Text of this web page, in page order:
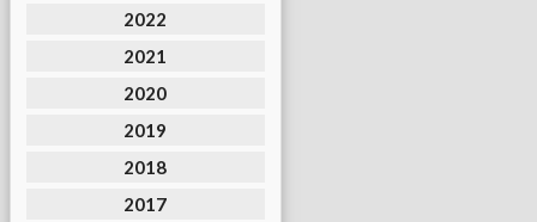
2022
2021
2020
2019
2018
2017